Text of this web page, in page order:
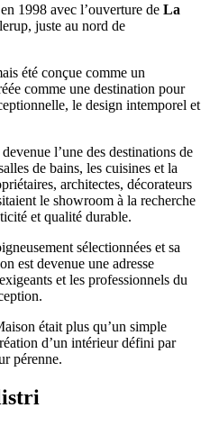
1998 avec l’ouverture de La
juste au nord de
été conçue comme un
comme une destination pour
le design intemporel et
l’une des destinations de
de bains, les cuisines et la
architectes, décorateurs
le showroom à la recherche
et qualité durable.
sélectionnées et sa
est devenue une adresse
et les professionnels du
était plus qu’un simple
d’un intérieur défini par
pérenne.